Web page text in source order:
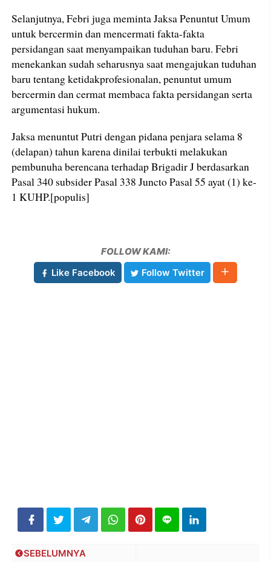
Selanjutnya, Febri juga meminta Jaksa Penuntut Umum
untuk bercermin dan mencermati fakta-fakta
persidangan saat menyampaikan tuduhan baru. Febri
menekankan sudah seharusnya saat mengajukan tuduhan
baru tentang ketidakprofesionalan, penuntut umum
bercermin dan cermat membaca fakta persidangan serta
argumentasi hukum.
Jaksa menuntut Putri dengan pidana penjara selama 8
(delapan) tahun karena dinilai terbukti melakukan
pembunuha berencana terhadap Brigadir J berdasarkan
Pasal 340 subsider Pasal 338 Juncto Pasal 55 ayat (1) ke-
1 KUHP.[populis]
FOLLOW KAMI:
Like Facebook
Follow Twitter
SEBELUMNYA